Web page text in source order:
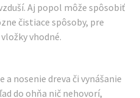
Aj popol môže spôsobiť
čistiace spôsoby, pre
vhodné.
nosenie dreva či vynášanie
do ohňa nič nehovorí,